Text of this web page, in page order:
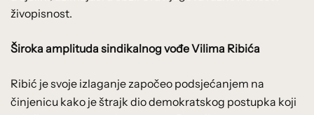
živopisnost.
Široka amplituda sindikalnog vođe Vilima Ribića
Ribić je svoje izlaganje započeo podsjećanjem na
činjenicu kako je štrajk dio demokratskog postupka koji